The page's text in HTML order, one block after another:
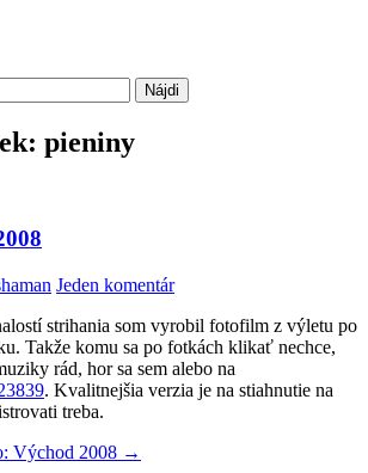
pieniny
Jeden komentár
strihania som vyrobil fotofilm z výletu po
Takže komu sa po fotkách klikať nechce,
rád, hor sa sem alebo na
. Kvalitnejšia verzia je na stiahnutie na
treba.
Východ 2008 →